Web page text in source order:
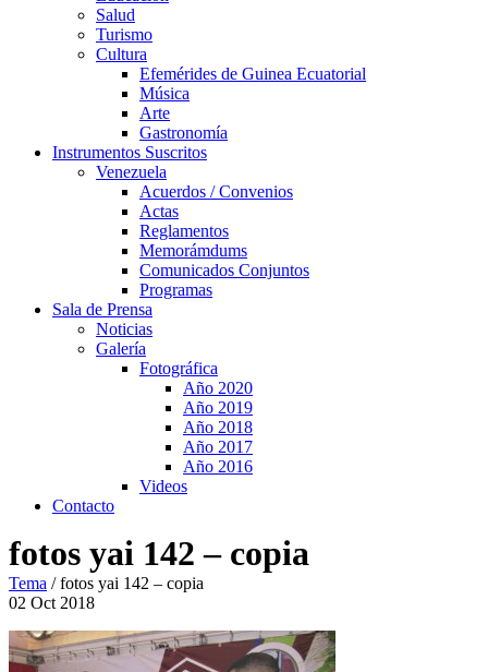
Salud
Turismo
Cultura
Efemérides de Guinea Ecuatorial
Música
Arte
Gastronomía
Instrumentos Suscritos
Venezuela
Acuerdos / Convenios
Actas
Reglamentos
Memorámdums
Comunicados Conjuntos
Programas
Sala de Prensa
Noticias
Galería
Fotográfica
Año 2020
Año 2019
Año 2018
Año 2017
Año 2016
Videos
Contacto
fotos yai 142 – copia
Tema /fotos yai 142 – copia
02 Oct 2018